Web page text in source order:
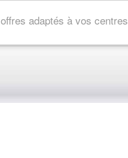
adaptés à vos centres